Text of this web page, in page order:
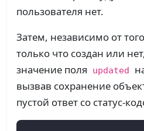
пользователя нет.
Затем, независимо от
только что создан или
значение поля
updated
вызвав сохранение
пустой ответ со статус-